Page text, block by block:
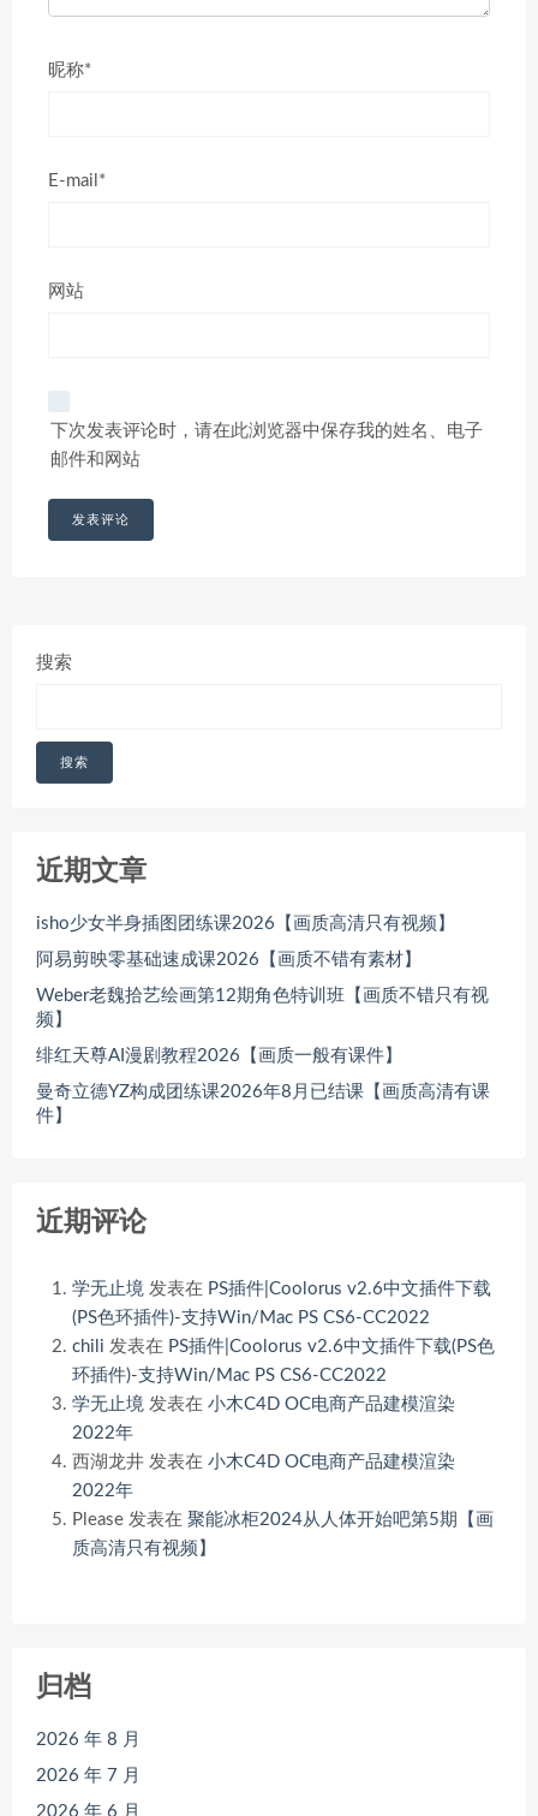
昵称*
E-mail*
网站
下次发表评论时，请在此浏览器中保存我的姓名、电子
邮件和网站
搜索
搜索
近期文章
isho少女半身插图团练课2026【画质高清只有视频】
阿易剪映零基础速成课2026【画质不错有素材】
Weber老魏拾艺绘画第12期角色特训班【画质不错只有视
频】
绯红天尊AI漫剧教程2026【画质一般有课件】
曼奇立德YZ构成团练课2026年8月已结课【画质高清有课
件】
近期评论
学无止境 发表在 PS插件|Coolorus v2.6中文插件下载
(PS色环插件)-支持Win/Mac PS CS6-CC2022
chili 发表在 PS插件|Coolorus v2.6中文插件下载(PS色
环插件)-支持Win/Mac PS CS6-CC2022
学无止境 发表在 小木C4D OC电商产品建模渲染
2022年
西湖龙井 发表在 小木C4D OC电商产品建模渲染
2022年
Please 发表在 聚能冰柜2024从人体开始吧第5期【画
质高清只有视频】
归档
2026 年 8 月
2026 年 7 月
2026 年 6 月